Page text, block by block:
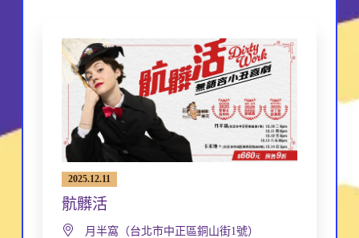
2025.12.11
骯髒活
月半窩（台北市中正區銅山街1號）